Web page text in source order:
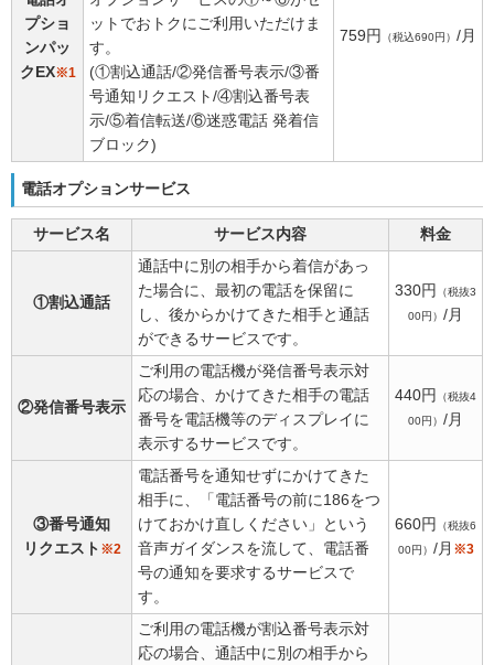
プショ
ンパッ
クEX※1
ットでおトクにご利用いただけま
す。
(①割込通話/②発信番号表示/③番
号通知リクエスト/④割込番号表
示/⑤着信転送/⑥迷惑電話 発着信
ブロック)
759円 （税込690円） /月
電話オプションサービス
サービス名 サービス内容 料金
①割込通話
通話中に別の相手から着信があっ
た場合に、最初の電話を保留に
し、後からかけてきた相手と通話
ができるサービスです。
330円
（税抜3
00円） /月
②発信番号表示
ご利用の電話機が発信番号表示対
応の場合、かけてきた相手の電話
番号を電話機等のディスプレイに
表示するサービスです。
440円
（税抜4
00円） /月
③番号通知
リクエスト ※2
電話番号を通知せずにかけてきた
相手に、「電話番号の前に186をつ
けておかけ直しください」という
音声ガイダンスを流して、電話番
号の通知を要求するサービスで
す。
660円
（税抜6
00円） /月 ※3
ご利用の電話機が割込番号表示対
応の場合、通話中に別の相手から